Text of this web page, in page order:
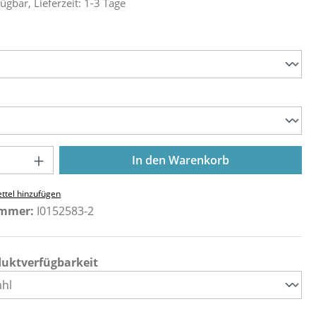
Anzahl: Gib den gewünschten Wert
In den Warenkorb
hinzufügen
I0152583-2